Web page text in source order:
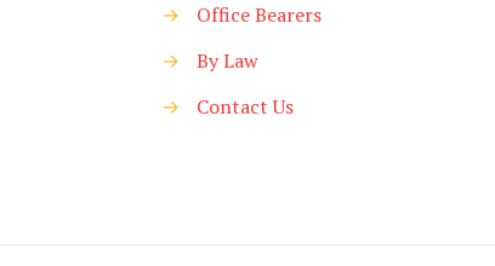
→
Office Bearers
→
By Law
→
Contact Us